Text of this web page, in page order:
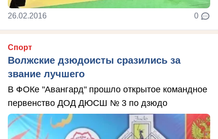
26.02.2016 0
Спорт
Волжские дзюдоисты сразились за
звание лучшего
В ФОКе "Авангард" прошло открытое командное
первенство ДОД ДЮСШ № 3 по дзюдо